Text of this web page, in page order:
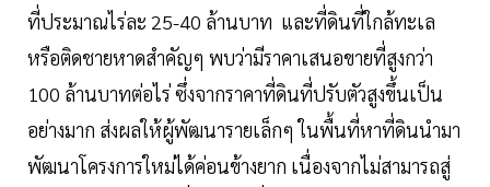
ที่ประมาณไร่ละ 25-40 ล้านบาท และที่ดินที่ใกล้ทะเล
หรือติดชายหาดสำคัญๆ พบว่ามีราคาเสนอขายที่สูงกว่า
100 ล้านบาทต่อไร่ ซึ่งจากราคาที่ดินที่ปรับตัวสูงขึ้นเป็น
อย่างมาก ส่งผลให้ผู้พัฒนารายเล็กๆ ในพื้นที่หาที่ดินนำมา
พัฒนาโครงการใหม่ได้ค่อนข้างยาก เนื่องจากไม่สามารถสู่